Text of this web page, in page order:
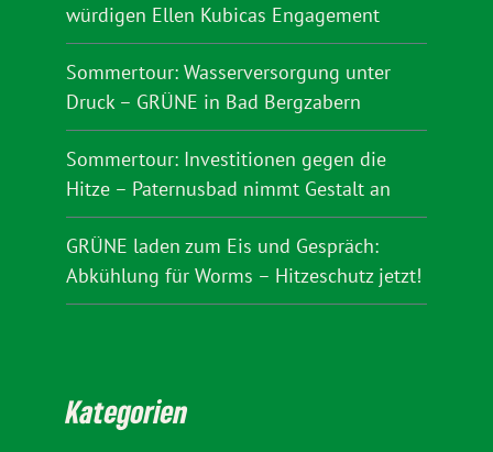
würdigen Ellen Kubicas Engagement
Sommertour: Wasserversorgung unter
Druck – GRÜNE in Bad Bergzabern
Sommertour: Investitionen gegen die
Hitze – Paternusbad nimmt Gestalt an
GRÜNE laden zum Eis und Gespräch:
Abkühlung für Worms – Hitzeschutz jetzt!
Kategorien